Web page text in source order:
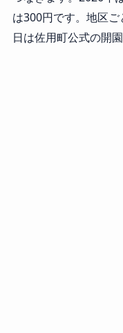
は300円です。地区
日は佐用町公式の開